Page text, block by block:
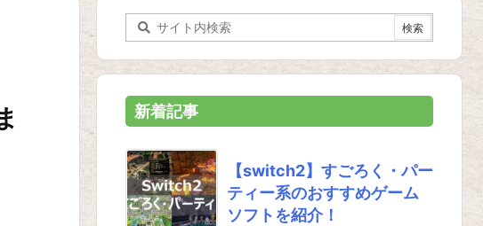
新着記事
【switch2】すごろく・パー
ティー系のおすすめゲーム
ソフトを紹介！